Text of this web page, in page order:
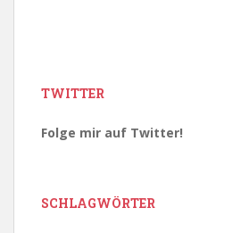
TWITTER
Folge mir auf Twitter!
SCHLAGWÖRTER